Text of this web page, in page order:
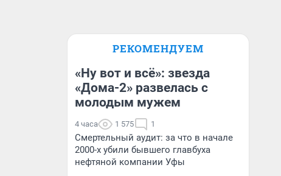
РЕКОМЕНДУЕМ
«Ну вот и всё»: звезда
«Дома-2» развелась с
молодым мужем
4 часа 1 575 1
Смертельный аудит: за что в начале
2000-х убили бывшего главбуха
нефтяной компании Уфы